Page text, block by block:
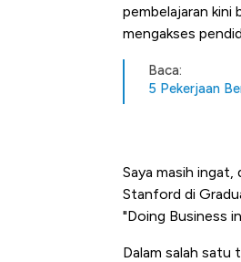
pembelajaran kini
mengakses
Baca:
5 Pekerjaan
Saya masih ingat,
Stanford di
"Doing Business
Dalam salah satu